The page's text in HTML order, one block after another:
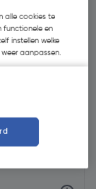
alle cookies te
functionele en
instellen welke
aanpassen.